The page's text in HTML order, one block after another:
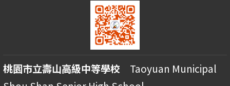
桃園市立壽山高級中等學校 Taoyuan Municipal